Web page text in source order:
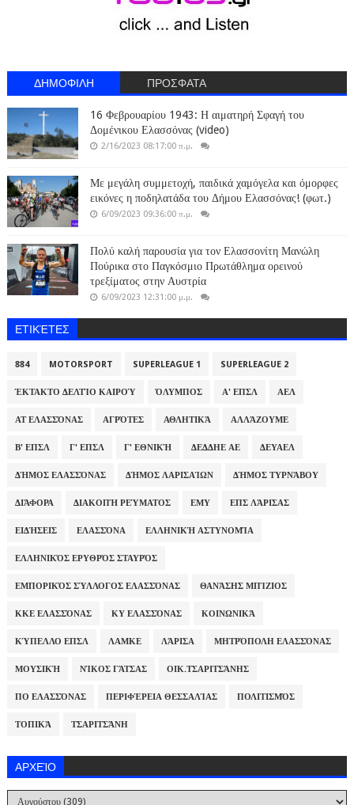
ΔΗΜΟΦΙΛΗ ΠΡΟΣΦΑΤΑ
16 Φεβρουαρίου 1943: Η αιματηρή Σφαγή του
Δομένικου Ελασσόνας (video)
2/16/2023 08:17:00 π.μ.
Με μεγάλη συμμετοχή, παιδικά χαμόγελα και όμορφες
εικόνες η ποδηλατάδα του Δήμου Ελασσόνας! (φωτ.)
6/09/2023 09:36:00 π.μ.
Πολύ καλή παρουσία για τον Ελασσονίτη Μανώλη
Πούρικα στο Παγκόσμιο Πρωτάθλημα ορεινού
τρεξίματος στην Αυστρία
6/09/2023 12:31:00 μ.μ.
ΕΤΙΚΈΤΕΣ
884 MOTORSPORT SUPERLEAGUE 1 SUPERLEAGUE 2
ΈΚΤΑΚΤΟ ΔΕΛΤΊΟ ΚΑΙΡΟΎ ΌΛΥΜΠΟΣ Α' ΕΠΣΛ ΑΕΛ
ΑΤ ΕΛΑΣΣΌΝΑΣ ΑΓΡΌΤΕΣ ΑΘΛΗΤΙΚΆ ΑΛΛΆΖΟΥΜΕ
Β' ΕΠΣΛ Γ' ΕΠΣΛ Γ' ΕΘΝΙΚΉ ΔΕΔΔΗΕ ΑΕ ΔΕΥΑΕΛ
ΔΉΜΟΣ ΕΛΑΣΣΌΝΑΣ ΔΉΜΟΣ ΛΑΡΙΣΑΊΩΝ ΔΉΜΟΣ ΤΥΡΝΆΒΟΥ
ΔΙΆΦΟΡΑ ΔΙΑΚΟΠΉ ΡΕΎΜΑΤΟΣ ΕΜΥ ΕΠΣ ΛΆΡΙΣΑΣ
ΕΙΔΉΣΕΙΣ ΕΛΑΣΣΌΝΑ ΕΛΛΗΝΙΚΉ ΑΣΤΥΝΟΜΊΑ
ΕΛΛΗΝΙΚΌΣ ΕΡΥΘΡΌΣ ΣΤΑΥΡΌΣ
ΕΜΠΟΡΙΚΌΣ ΣΎΛΛΟΓΟΣ ΕΛΑΣΣΌΝΑΣ ΘΑΝΆΣΗΣ ΜΠΊΖΙΟΣ
ΚΚΕ ΕΛΑΣΣΌΝΑΣ ΚΥ ΕΛΑΣΣΌΝΑΣ ΚΟΙΝΩΝΙΚΆ
ΚΎΠΕΛΛΟ ΕΠΣΛ ΛΑΜΚΕ ΛΆΡΙΣΑ ΜΗΤΡΌΠΟΛΗ ΕΛΑΣΣΌΝΑΣ
ΜΟΥΣΙΚΉ ΝΊΚΟΣ ΓΆΤΣΑΣ ΟΙΚ.ΤΣΑΡΙΤΣΆΝΗΣ
ΠΟ ΕΛΑΣΣΌΝΑΣ ΠΕΡΙΦΈΡΕΙΑ ΘΕΣΣΑΛΊΑΣ ΠΟΛΙΤΙΣΜΌΣ
ΤΟΠΙΚΆ ΤΣΑΡΙΤΣΆΝΗ
ΑΡΧΕΊΟ